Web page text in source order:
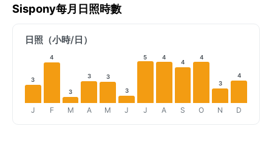
Sispony每月日照時數
日照（小時/日）
3
J
4
F
3
M
3
A
3
M
3
J
5
J
4
A
4
S
4
O
3
N
4
D